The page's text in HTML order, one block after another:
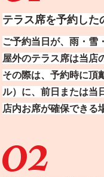
テラス席を予約した
ご予約当日が、雨・雪
屋外のテラス席は当店
その際は、予約時に頂
ル）に、前日または当
店内お席が確保できる
02